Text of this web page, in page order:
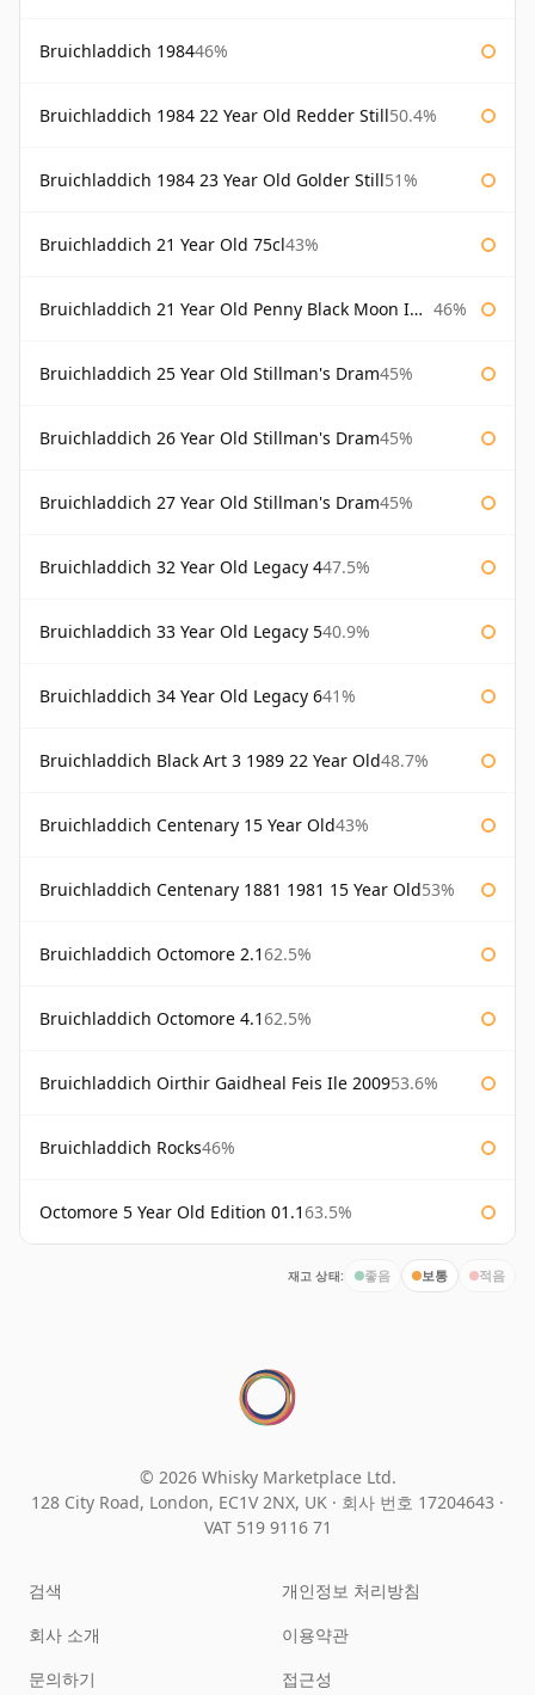
Bruichladdich 198446%
Bruichladdich 1984 22 Year Old Redder Still50.4%
Bruichladdich 1984 23 Year Old Golder Still51%
Bruichladdich 21 Year Old 75cl43%
Bruichladdich 21 Year Old Penny Black Moon Import 46%
Bruichladdich 25 Year Old Stillman's Dram45%
Bruichladdich 26 Year Old Stillman's Dram45%
Bruichladdich 27 Year Old Stillman's Dram45%
Bruichladdich 32 Year Old Legacy 447.5%
Bruichladdich 33 Year Old Legacy 540.9%
Bruichladdich 34 Year Old Legacy 641%
Bruichladdich Black Art 3 1989 22 Year Old48.7%
Bruichladdich Centenary 15 Year Old43%
Bruichladdich Centenary 1881 1981 15 Year Old53%
Bruichladdich Octomore 2.162.5%
Bruichladdich Octomore 4.162.5%
Bruichladdich Oirthir Gaidheal Feis Ile 200953.6%
Bruichladdich Rocks46%
Octomore 5 Year Old Edition 01.163.5%
재고 상태: 좋음 보통 적음
© 2026 Whisky Marketplace Ltd.
128 City Road, London, EC1V 2NX, UK · 회사 번호 17204643 ·
VAT 519 9116 71
검색
회사 소개
문의하기
개인정보 처리방침
이용약관
접근성